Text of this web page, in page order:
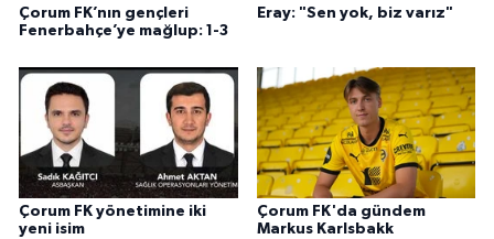
Çorum FK’nın gençleri
Fenerbahçe’ye mağlup: 1-3
Eray: "Sen yok, biz varız"
Çorum FK yönetimine iki
yeni isim
Çorum FK'da gündem
Markus Karlsbakk